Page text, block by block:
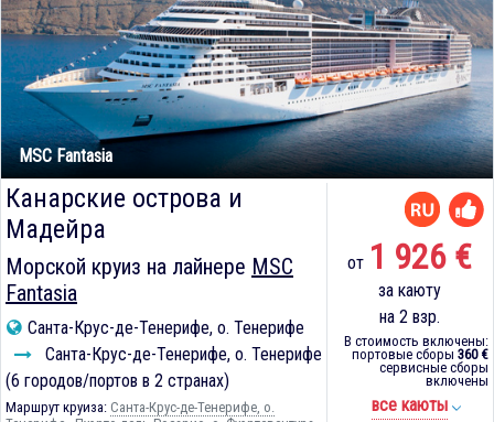
MSC Fantasia
Канарские острова и
Мадейра
Морской круиз на лайнере MSC
Fantasia
Санта-Крус-де-Тенерифе, о. Тенерифе
Санта-Крус-де-Тенерифе, о. Тенерифе
(6 городов/портов в 2 странах)
Маршрут круиза: Санта-Крус-де-Тенерифе, о.
от 1 926 €
за каюту
на 2 взр.
В стоимость включены:
портовые сборы 360 €
сервисные сборы
включены
все каюты